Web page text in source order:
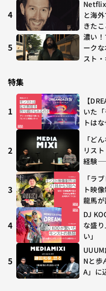
O
年7/
4
Netflix
と海
きた
多す
5
濃い
ーク
スト
特集
1
【
いた
トは
や、
集結
2
「ど
リス
経験
3
「ラ
ト映
龍馬
くる”
4
DJ
な盛
い」
5
Nと歩
A」に